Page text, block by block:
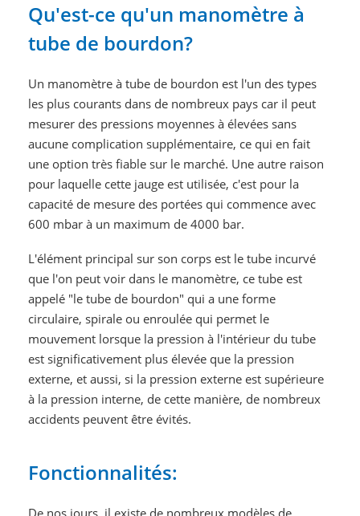
Qu'est-ce qu'un manomètre à
tube de bourdon?
Un manomètre à tube de bourdon est l'un des types
les plus courants dans de nombreux pays car il peut
mesurer des pressions moyennes à élevées sans
aucune complication supplémentaire, ce qui en fait
une option très fiable sur le marché. Une autre raison
pour laquelle cette jauge est utilisée, c'est pour la
capacité de mesure des portées qui commence avec
600 mbar à un maximum de 4000 bar.
L'élément principal sur son corps est le tube incurvé
que l'on peut voir dans le manomètre, ce tube est
appelé "le tube de bourdon" qui a une forme
circulaire, spirale ou enroulée qui permet le
mouvement lorsque la pression à l'intérieur du tube
est significativement plus élevée que la pression
externe, et aussi, si la pression externe est supérieure
à la pression interne, de cette manière, de nombreux
accidents peuvent être évités.
Fonctionnalités: